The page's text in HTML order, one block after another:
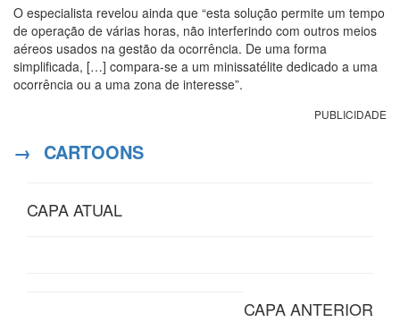
O especialista revelou ainda que “esta solução permite um tempo
de operação de várias horas, não interferindo com outros meios
aéreos usados na gestão da ocorrência. De uma forma
simplificada, […] compara-se a um minissatélite dedicado a uma
ocorrência ou a uma zona de interesse”.
PUBLICIDADE
→ CARTOONS
CAPA ATUAL
CAPA ANTERIOR